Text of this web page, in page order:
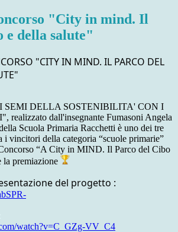
"City in mind. Il
e della salute"
"CITY IN MIND. IL PARCO DEL
SEMI DELLA SOSTENIBILITA' CON I
realizzato dall'insegnante Fumasoni Angela
Scuola Primaria Racchetti è uno dei tre
i vincitori della categoria “scuole primarie”
“A City in MIND. Il Parco del Cibo
la premiazione
del progetto :
watch?v=C_GZg-VV_C4